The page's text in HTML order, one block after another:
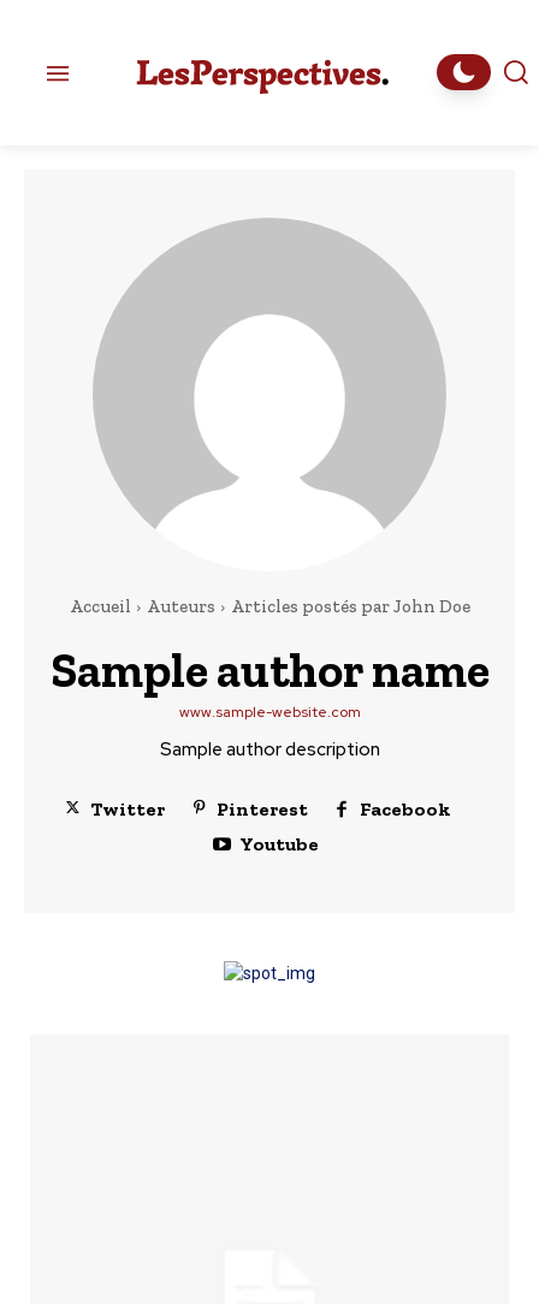
Accueil Auteurs Articles postés par John Doe
Sample author name
www.sample-website.com
Sample author description
Twitter Pinterest
Facebook
Youtube